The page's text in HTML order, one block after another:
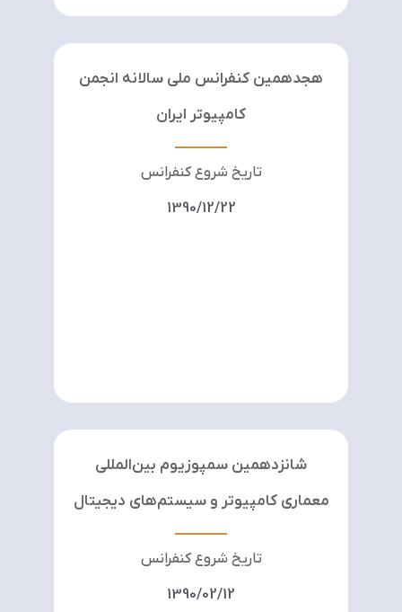
هجدهمین کنفرانس ملی سالانه انجمن
کامپیوتر ایران
تاریخ شروع کنفرانس
1390/12/22
شانزدهمین سمپوزیوم بین‌المللی
معماری کامپیوتر و سیستم‌های دیجیتال
تاریخ شروع کنفرانس
1390/02/12